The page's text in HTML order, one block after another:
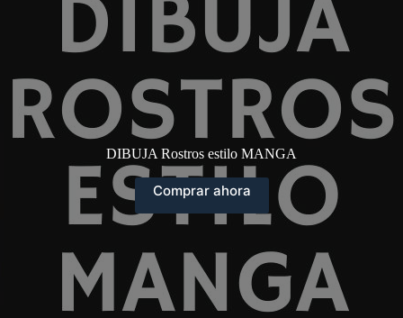
DIBUJA Rostros estilo MANGA
Comprar ahora